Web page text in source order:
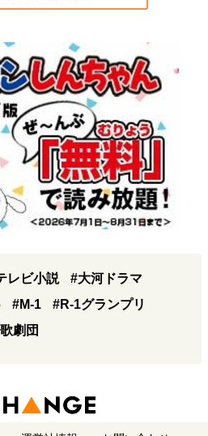
レビ小説
#大河ドラマ
#M-1
#R-1グランプリ
劇団